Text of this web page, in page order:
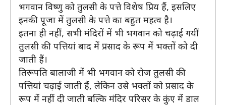
भगवान विष्णु को तुलसी के पत्ते विशेष प्रिय हैं, इसलिए
इनकी पूजा में तुलसी के पत्ते का बहुत महत्व है।
इतना ही नहीं, सभी मंदिरों में भी भगवान को चढ़ाई गयीं
तुलसी की पत्तियां बाद में प्रसाद के रूप में भक्तों को दी
जाती हैं।
तिरूपति बालाजी में भी भगवान को रोज तुलसी की
पत्तियां चढ़ाई जाती हैं, लेकिन उसे भक्तों को प्रसाद के
रूप में नहीं दी जाती बल्कि मंदिर परिसर के कुंए में डाल